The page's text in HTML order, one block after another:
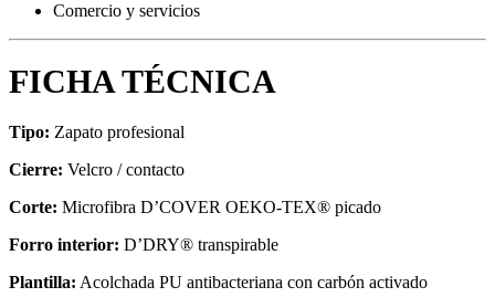
Comercio y servicios
FICHA TÉCNICA
Tipo: Zapato profesional
Cierre: Velcro / contacto
Corte: Microfibra D’COVER OEKO-TEX® picado
Forro interior: D’DRY® transpirable
Plantilla: Acolchada PU antibacteriana con carbón activado